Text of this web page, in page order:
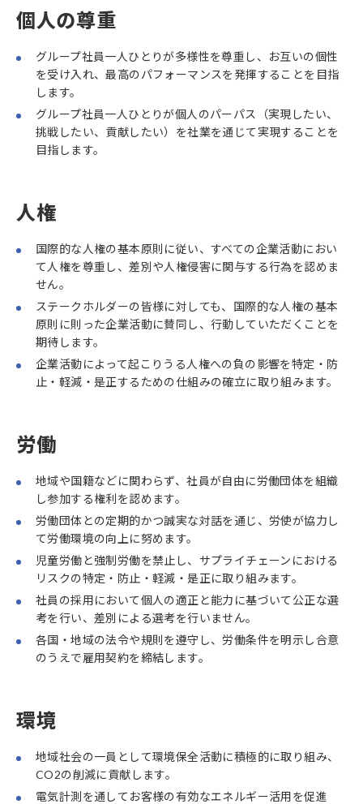
個人の尊重
グループ社員一人ひとりが多様性を尊重し、お互いの個性
を受け入れ、最高のパフォーマンスを発揮することを目指
します。
グループ社員一人ひとりが個人のパーパス（実現したい、
挑戦したい、貢献したい）を社業を通じて実現することを
目指します。
人権
国際的な人権の基本原則に従い、すべての企業活動におい
て人権を尊重し、差別や人権侵害に関与する行為を認めま
せん。
ステークホルダーの皆様に対しても、国際的な人権の基本
原則に則った企業活動に賛同し、行動していただくことを
期待します。
企業活動によって起こりうる人権への負の影響を特定・防
止・軽減・是正するための仕組みの確立に取り組みます。
労働
地域や国籍などに関わらず、社員が自由に労働団体を組織
し参加する権利を認めます。
労働団体との定期的かつ誠実な対話を通じ、労使が協力し
て労働環境の向上に努めます。
児童労働と強制労働を禁止し、サプライチェーンにおける
リスクの特定・防止・軽減・是正に取り組みます。
社員の採用において個人の適正と能力に基づいて公正な選
考を行い、差別による選考を行いません。
各国・地域の法令や規則を遵守し、労働条件を明示し合意
のうえで雇用契約を締結します。
環境
地域社会の一員として環境保全活動に積極的に取り組み、
CO2の削減に貢献します。
電気計測を通してお客様の有効なエネルギー活用を促進